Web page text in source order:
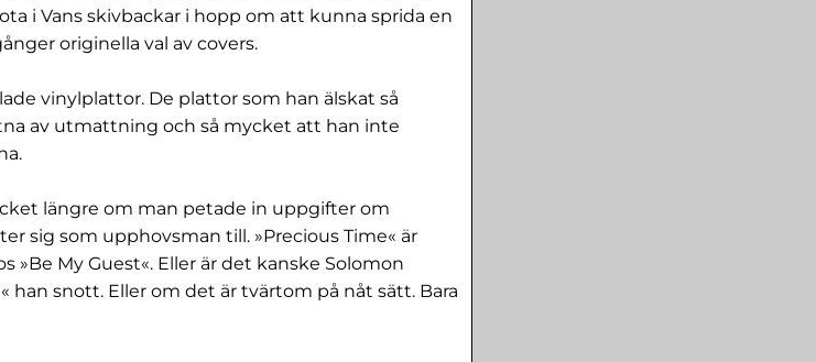
i Vans skivbackar i hopp om att kunna sprida en
originella val av covers.
vinylplattor. De plattor som han älskat så
av utmattning och så mycket att han inte
längre om man petade in uppgifter om
sig som upphovsman till. »Precious Time« är
»Be My Guest«. Eller är det kanske Solomon
han snott. Eller om det är tvärtom på nåt sätt. Bara